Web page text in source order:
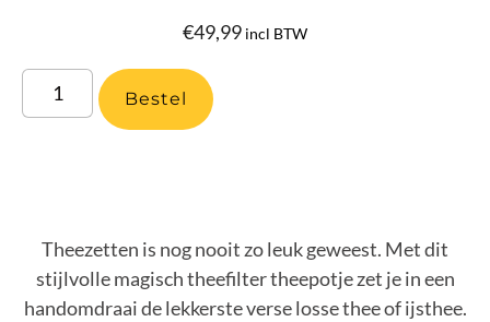
€49,99 incl BTW
Bestel
Theezetten is nog nooit zo leuk geweest. Met dit
stijlvolle magisch theefilter theepotje zet je in een
handomdraai de lekkerste verse losse thee of ijsthee.